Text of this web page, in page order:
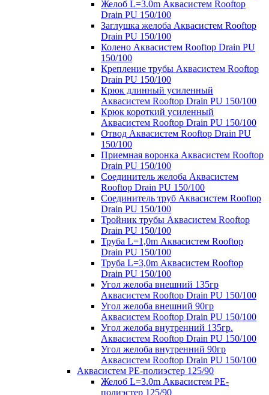
Желоб L=3.0m Аквасистем Rooftop
Drain PU 150/100
Заглушка желоба Аквасистем Rooftop
Drain PU 150/100
Колено Аквасистем Rooftop Drain PU
150/100
Крепление трубы Аквасистем Rooftop
Drain PU 150/100
Крюк длинный усиленный
Аквасистем Rooftop Drain PU 150/100
Крюк короткий усиленный
Аквасистем Rooftop Drain PU 150/100
Отвод Аквасистем Rooftop Drain PU
150/100
Приемная воронка Аквасистем Rooftop
Drain PU 150/100
Соединитель желоба Аквасистем
Rooftop Drain PU 150/100
Соединитель труб Аквасистем Rooftop
Drain PU 150/100
Тройник трубы Аквасистем Rooftop
Drain PU 150/100
Труба L=1,0m Аквасистем Rooftop
Drain PU 150/100
Труба L=3,0m Аквасистем Rooftop
Drain PU 150/100
Угол желоба внешний 135гр
Аквасистем Rooftop Drain PU 150/100
Угол желоба внешний 90гр
Аквасистем Rooftop Drain PU 150/100
Угол желоба внутренний 135гр.
Аквасистем Rooftop Drain PU 150/100
Угол желоба внутренний 90гр
Аквасистем Rooftop Drain PU 150/100
Аквасистем PE-полиэстер 125/90
Желоб L=3.0m Аквасистем PE-
полиэстер 125/90